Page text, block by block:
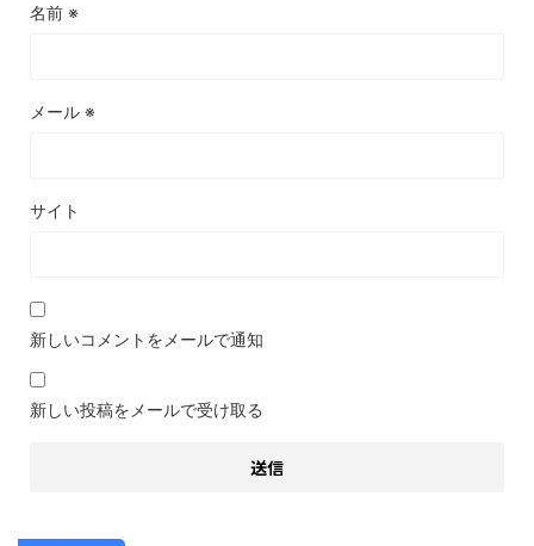
名前 ※
メール ※
サイト
新しいコメントをメールで通知
新しい投稿をメールで受け取る